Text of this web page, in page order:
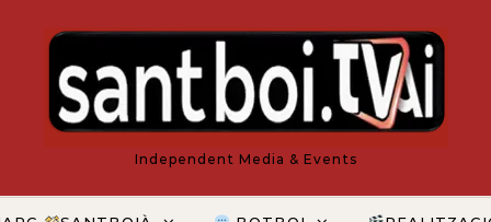
Independent Media & Events